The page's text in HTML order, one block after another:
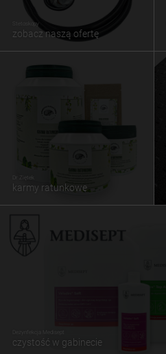
Stetoskopy
zobacz naszą ofertę
Dezynfekcja Medisept
czystość w gabinecie
Dr Ziętek
karmy ratunkowe